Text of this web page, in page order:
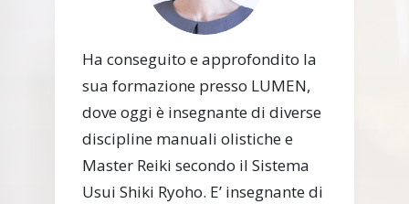
Ha conseguito e approfondito la
sua formazione presso LUMEN,
dove oggi è insegnante di diverse
discipline manuali olistiche e
Master Reiki secondo il Sistema
Usui Shiki Ryoho. E’ insegnante di